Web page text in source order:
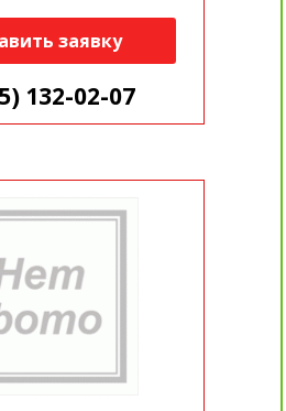
заявку
132-02-07